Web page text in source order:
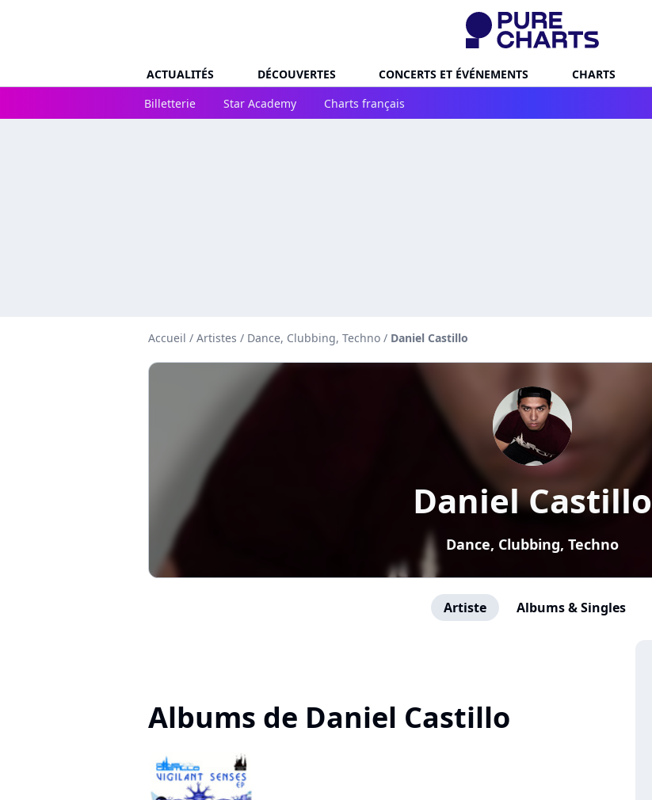
ACTUALITÉS DÉCOUVERTES CONCERTS ET ÉVÉNEMENTS CHARTS
Billetterie
Star Academy Charts français
Accueil / Artistes / Dance, Clubbing, Techno / Daniel Castillo
Daniel Castillo
Dance, Clubbing, Techno
Artiste Albums & Singles
Albums de Daniel Castillo